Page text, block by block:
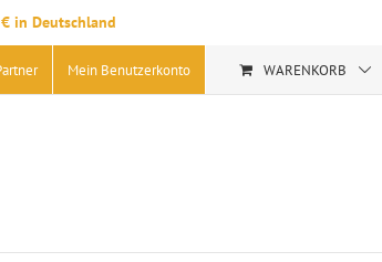
in Deutschland
Mein Benutzerkonto WARENKORB